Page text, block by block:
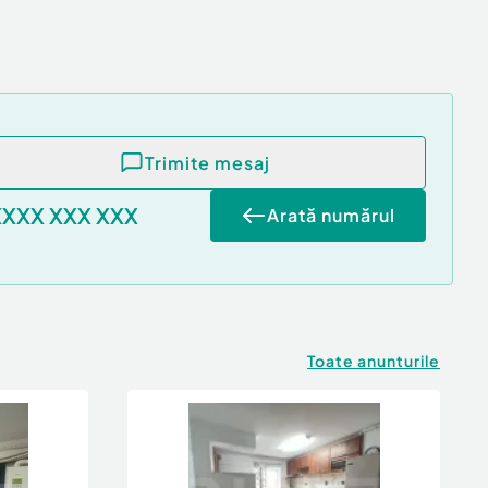
Trimite mesaj
XXX XXX Arată numărul
Toate anunturile